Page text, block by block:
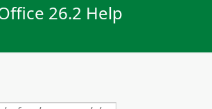
26.2 Help